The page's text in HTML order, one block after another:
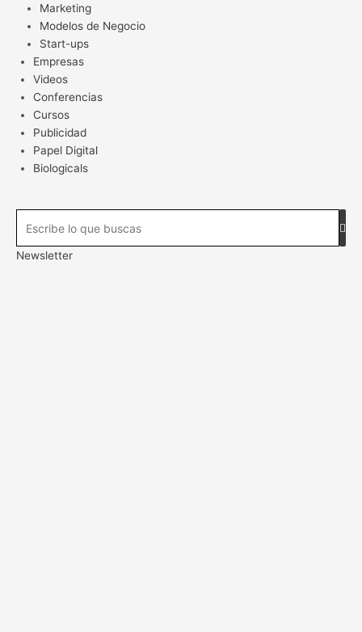
Marketing
Modelos de Negocio
Start-ups
Empresas
Videos
Conferencias
Cursos
Publicidad
Papel Digital
Biologicals
Newsletter